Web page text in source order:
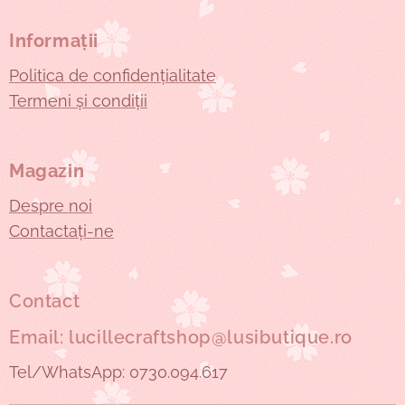
Informații
Politica de confidențialitate
Termeni și condiții
Magazin
Despre noi
Contactați-ne
Contact
Email: lucillecraftshop@lusibutique.ro
Tel/WhatsApp: 0730.094.617